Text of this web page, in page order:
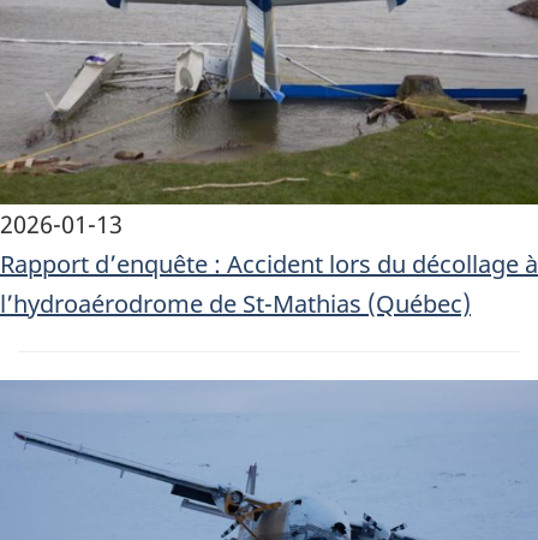
2026-01-13
Rapport d’enquête : Accident lors du décollage à
l’hydroaérodrome de St-Mathias (Québec)